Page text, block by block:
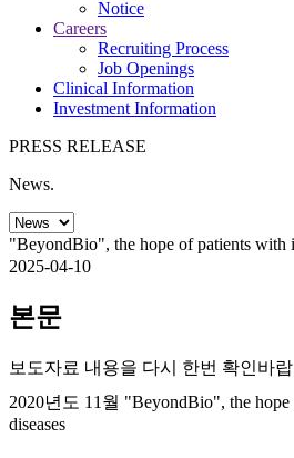
Notice
Careers
Recruiting Process
Job Openings
Clinical Information
Investment Information
PRESS RELEASE
News.
"BeyondBio", the hope of patients with
2025-04-10
본문
보도자료 내용을 다시 한번 확인바
2020년도 11월 "BeyondBio", the hope
diseases